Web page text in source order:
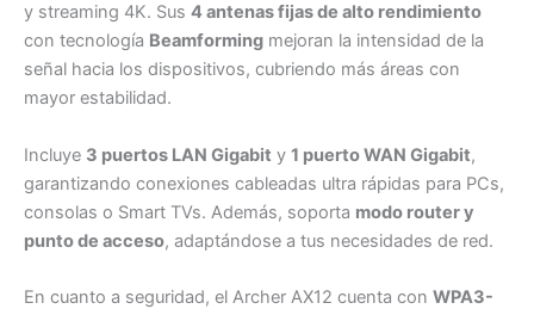
y streaming 4K. Sus 4 antenas fijas de alto rendimiento
con tecnología Beamforming mejoran la intensidad de la
señal hacia los dispositivos, cubriendo más áreas con
mayor estabilidad.
Incluye 3 puertos LAN Gigabit y 1 puerto WAN Gigabit,
garantizando conexiones cableadas ultra rápidas para PCs,
consolas o Smart TVs. Además, soporta modo router y
punto de acceso, adaptándose a tus necesidades de red.
En cuanto a seguridad, el Archer AX12 cuenta con WPA3-